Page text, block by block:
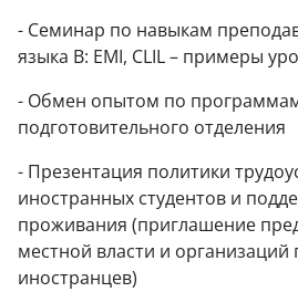
- Семинар по навыкам
языка B: EMI, CLIL – примеры
- Обмен опытом по
подготовительного отделения
- Презентация политики
иностранных студентов и
проживания (приглашение
местной власти и организаций
иностранцев)